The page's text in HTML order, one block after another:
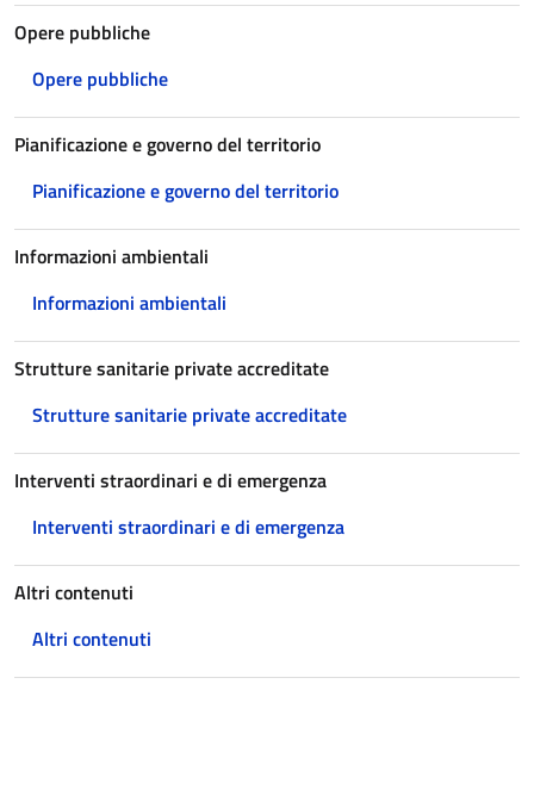
Opere pubbliche
Opere pubbliche
Pianificazione e governo del territorio
Pianificazione e governo del territorio
Informazioni ambientali
Informazioni ambientali
Strutture sanitarie private accreditate
Strutture sanitarie private accreditate
Interventi straordinari e di emergenza
Interventi straordinari e di emergenza
Altri contenuti
Altri contenuti